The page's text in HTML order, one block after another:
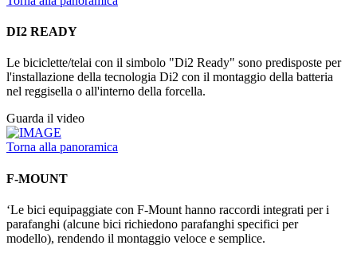
DI2 READY
Le biciclette/telai con il simbolo "Di2 Ready" sono predisposte per
l'installazione della tecnologia Di2 con il montaggio della batteria
nel reggisella o all'interno della forcella.
Guarda il video
Torna alla panoramica
F-MOUNT
‘Le bici equipaggiate con F-Mount hanno raccordi integrati per i
parafanghi (alcune bici richiedono parafanghi specifici per
modello), rendendo il montaggio veloce e semplice.